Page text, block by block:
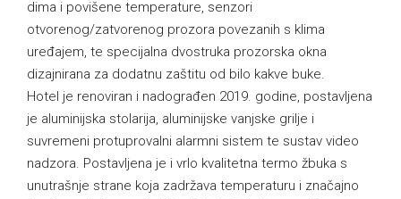
dima i povišene temperature, senzori
otvorenog/zatvorenog prozora povezanih s klima
uređajem, te specijalna dvostruka prozorska okna
dizajnirana za dodatnu zaštitu od bilo kakve buke.
Hotel je renoviran i nadograđen 2019. godine, postavljena
je aluminijska stolarija, aluminijske vanjske grilje i
suvremeni protuprovalni alarmni sistem te sustav video
nadzora. Postavljena je i vrlo kvalitetna termo žbuka s
unutrašnje strane koja zadržava temperaturu i značajno